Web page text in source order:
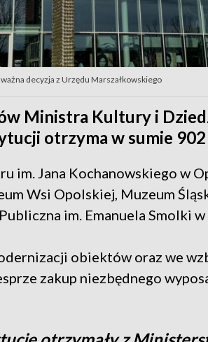
decyzja z Urzędu Marszałkowskiego
Ministra Kultury i
otrzyma w sumie 902
im. Jana Kochanowskiego w
Wsi Opolskiej, Muzeum
im. Emanuela Smolki
obiektów oraz we
zakup niezbędnego